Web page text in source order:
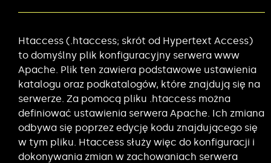
Htaccess (.htaccess; skrót od Hypertext Access)
to domyślny plik konfiguracyjny serwera www
Apache. Plik ten zawiera podstawowe ustawienia
katalogu oraz podkatalogów, które znajdują się na
serwerze. Za pomocą pliku .htaccess można
definiować ustawienia serwera Apache. Ich zmiana
odbywa się poprzez edycję kodu znajdującego się
w tym pliku. Htaccess służy więc do konfiguracji i
dokonywania zmian w zachowaniach serwera